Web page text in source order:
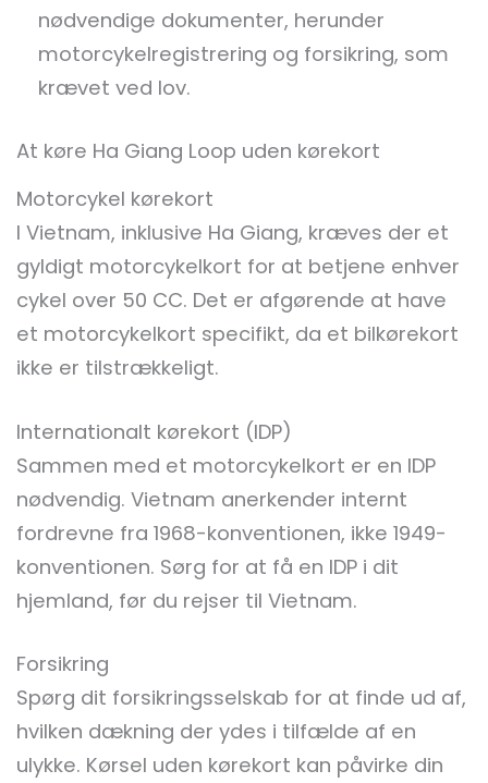
nødvendige dokumenter, herunder
motorcykelregistrering og forsikring, som
krævet ved lov.
At køre Ha Giang Loop uden kørekort
Motorcykel kørekort
I Vietnam, inklusive Ha Giang, kræves der et
gyldigt motorcykelkort for at betjene enhver
cykel over 50 CC. Det er afgørende at have
et motorcykelkort specifikt, da et bilkørekort
ikke er tilstrækkeligt.
Internationalt kørekort (IDP)
Sammen med et motorcykelkort er en IDP
nødvendig. Vietnam anerkender internt
fordrevne fra 1968-konventionen, ikke 1949-
konventionen. Sørg for at få en IDP i dit
hjemland, før du rejser til Vietnam.
Forsikring
Spørg dit forsikringsselskab for at finde ud af,
hvilken dækning der ydes i tilfælde af en
ulykke. Kørsel uden kørekort kan påvirke din